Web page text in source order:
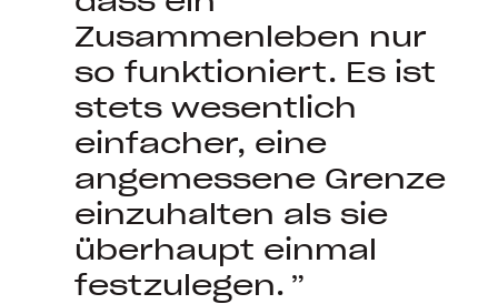
Zusammenleben nur
so funktioniert. Es ist
stets wesentlich
einfacher, eine
angemessene Grenze
einzuhalten als sie
überhaupt einmal
festzulegen.